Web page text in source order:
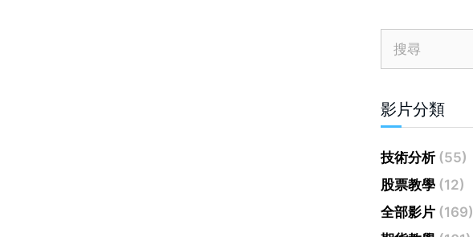
影片分類
技術分析(55)
股票教學 (12)
全部影片 (169)